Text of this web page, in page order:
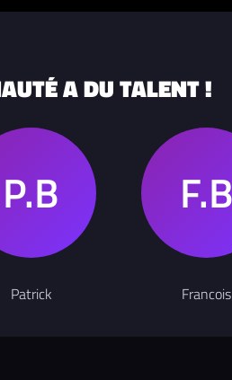
A DU TALENT !
Patrick Francois